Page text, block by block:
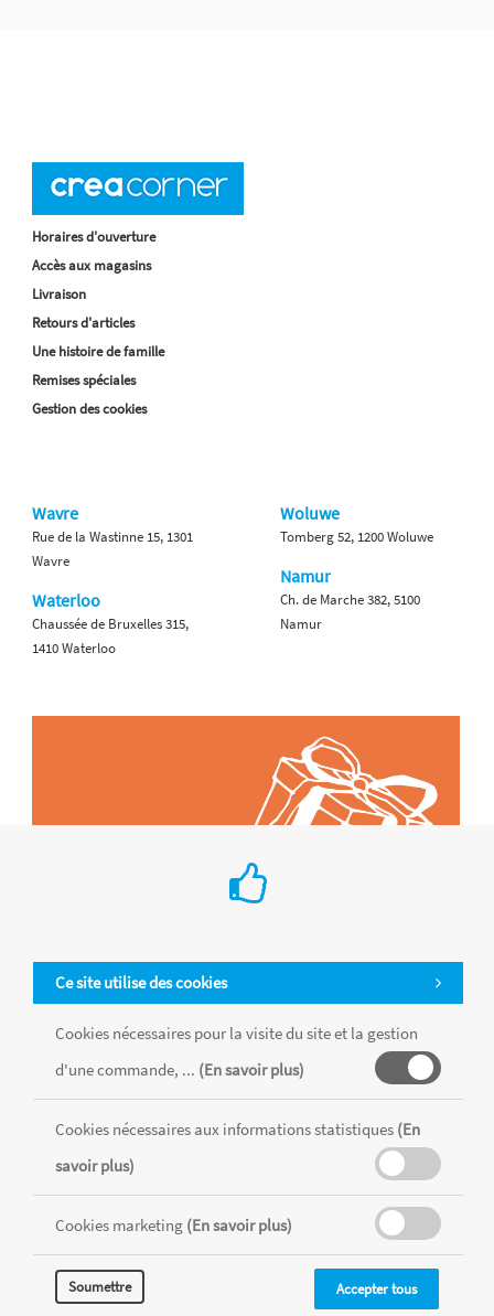
Ce site utilise des cookies
Cookies nécessaires pour la visite du site et la gestion
d'une commande, ... (En savoir plus)
Cookies nécessaires aux informations statistiques (En
savoir plus)
Cookies marketing (En savoir plus)
Soumettre Accepter tous
Horaires d'ouverture
Accès aux magasins
Livraison
Retours d'articles
Une histoire de famille
Remises spéciales
Gestion des cookies
Wavre
Rue de la Wastinne 15, 1301
Wavre
Waterloo
Chaussée de Bruxelles 315,
1410 Waterloo
Woluwe
Tomberg 52, 1200 Woluwe
Namur
Ch. de Marche 382, 5100
Namur
Tous les produits sont vendus dans la limite des stocks disponibles de
chaque magasin, toutes taxes comprises.
CONDITIONS GÉNÉRALES
RÉALISÉ AVEC MERCATOR
CMS